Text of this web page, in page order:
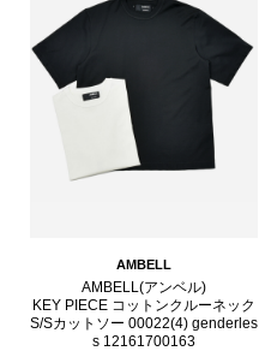
AMBELL
AMBELL(アンベル)
KEY PIECE コットンクルーネック
S/Sカットソー 00022(4) genderles
s 12161700163